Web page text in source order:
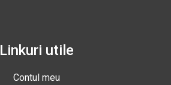
Linkuri utile
Contul meu